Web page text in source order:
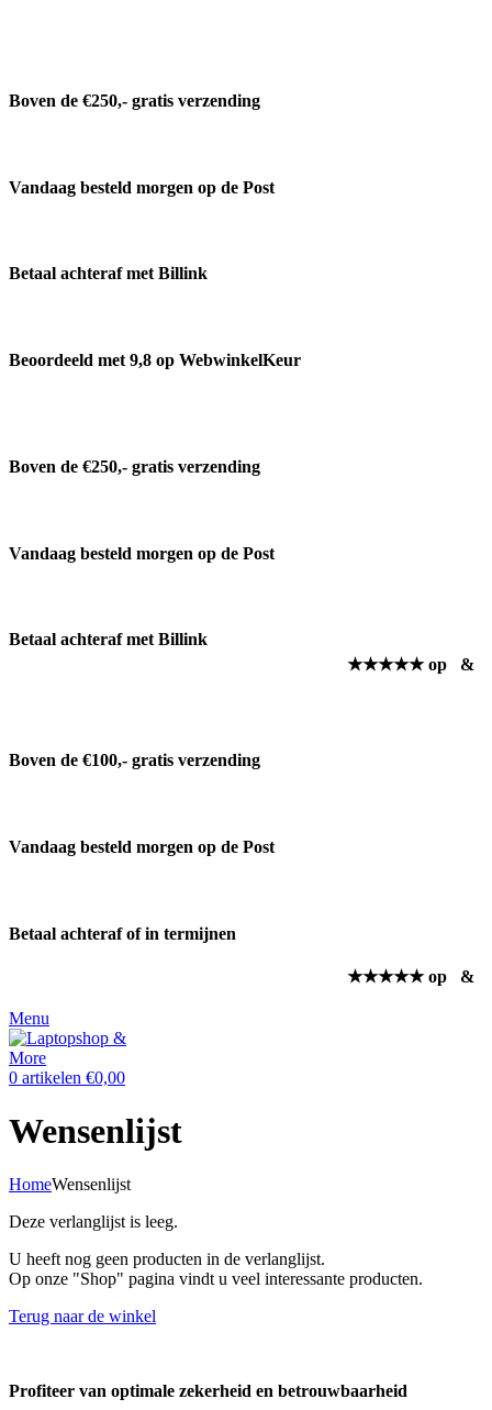
Boven de €250,- gratis verzending
Vandaag besteld morgen op de Post
Betaal achteraf met Billink
Beoordeeld met 9,8 op WebwinkelKeur
Boven de €250,- gratis verzending
Vandaag besteld morgen op de Post
Betaal achteraf met Billink
★★★★★ op
&
Boven de €100,- gratis verzending
Vandaag besteld morgen op de Post
Betaal achteraf of in termijnen
★★★★★ op &
Menu
0 artikelen €0,00
Wensenlijst
HomeWensenlijst
Deze verlanglijst is leeg.
U heeft nog geen producten in de verlanglijst.
Op onze "Shop" pagina vindt u veel interessante producten.
Terug naar de winkel
Profiteer van optimale zekerheid en betrouwbaarheid